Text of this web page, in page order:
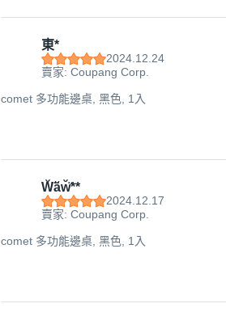
東*
2024.12.24
賣家: Coupang Corp.
comet 多功能邊桌, 黑色, 1入
W̆̈ă̈w̆̈**
2024.12.17
賣家: Coupang Corp.
comet 多功能邊桌, 黑色, 1入